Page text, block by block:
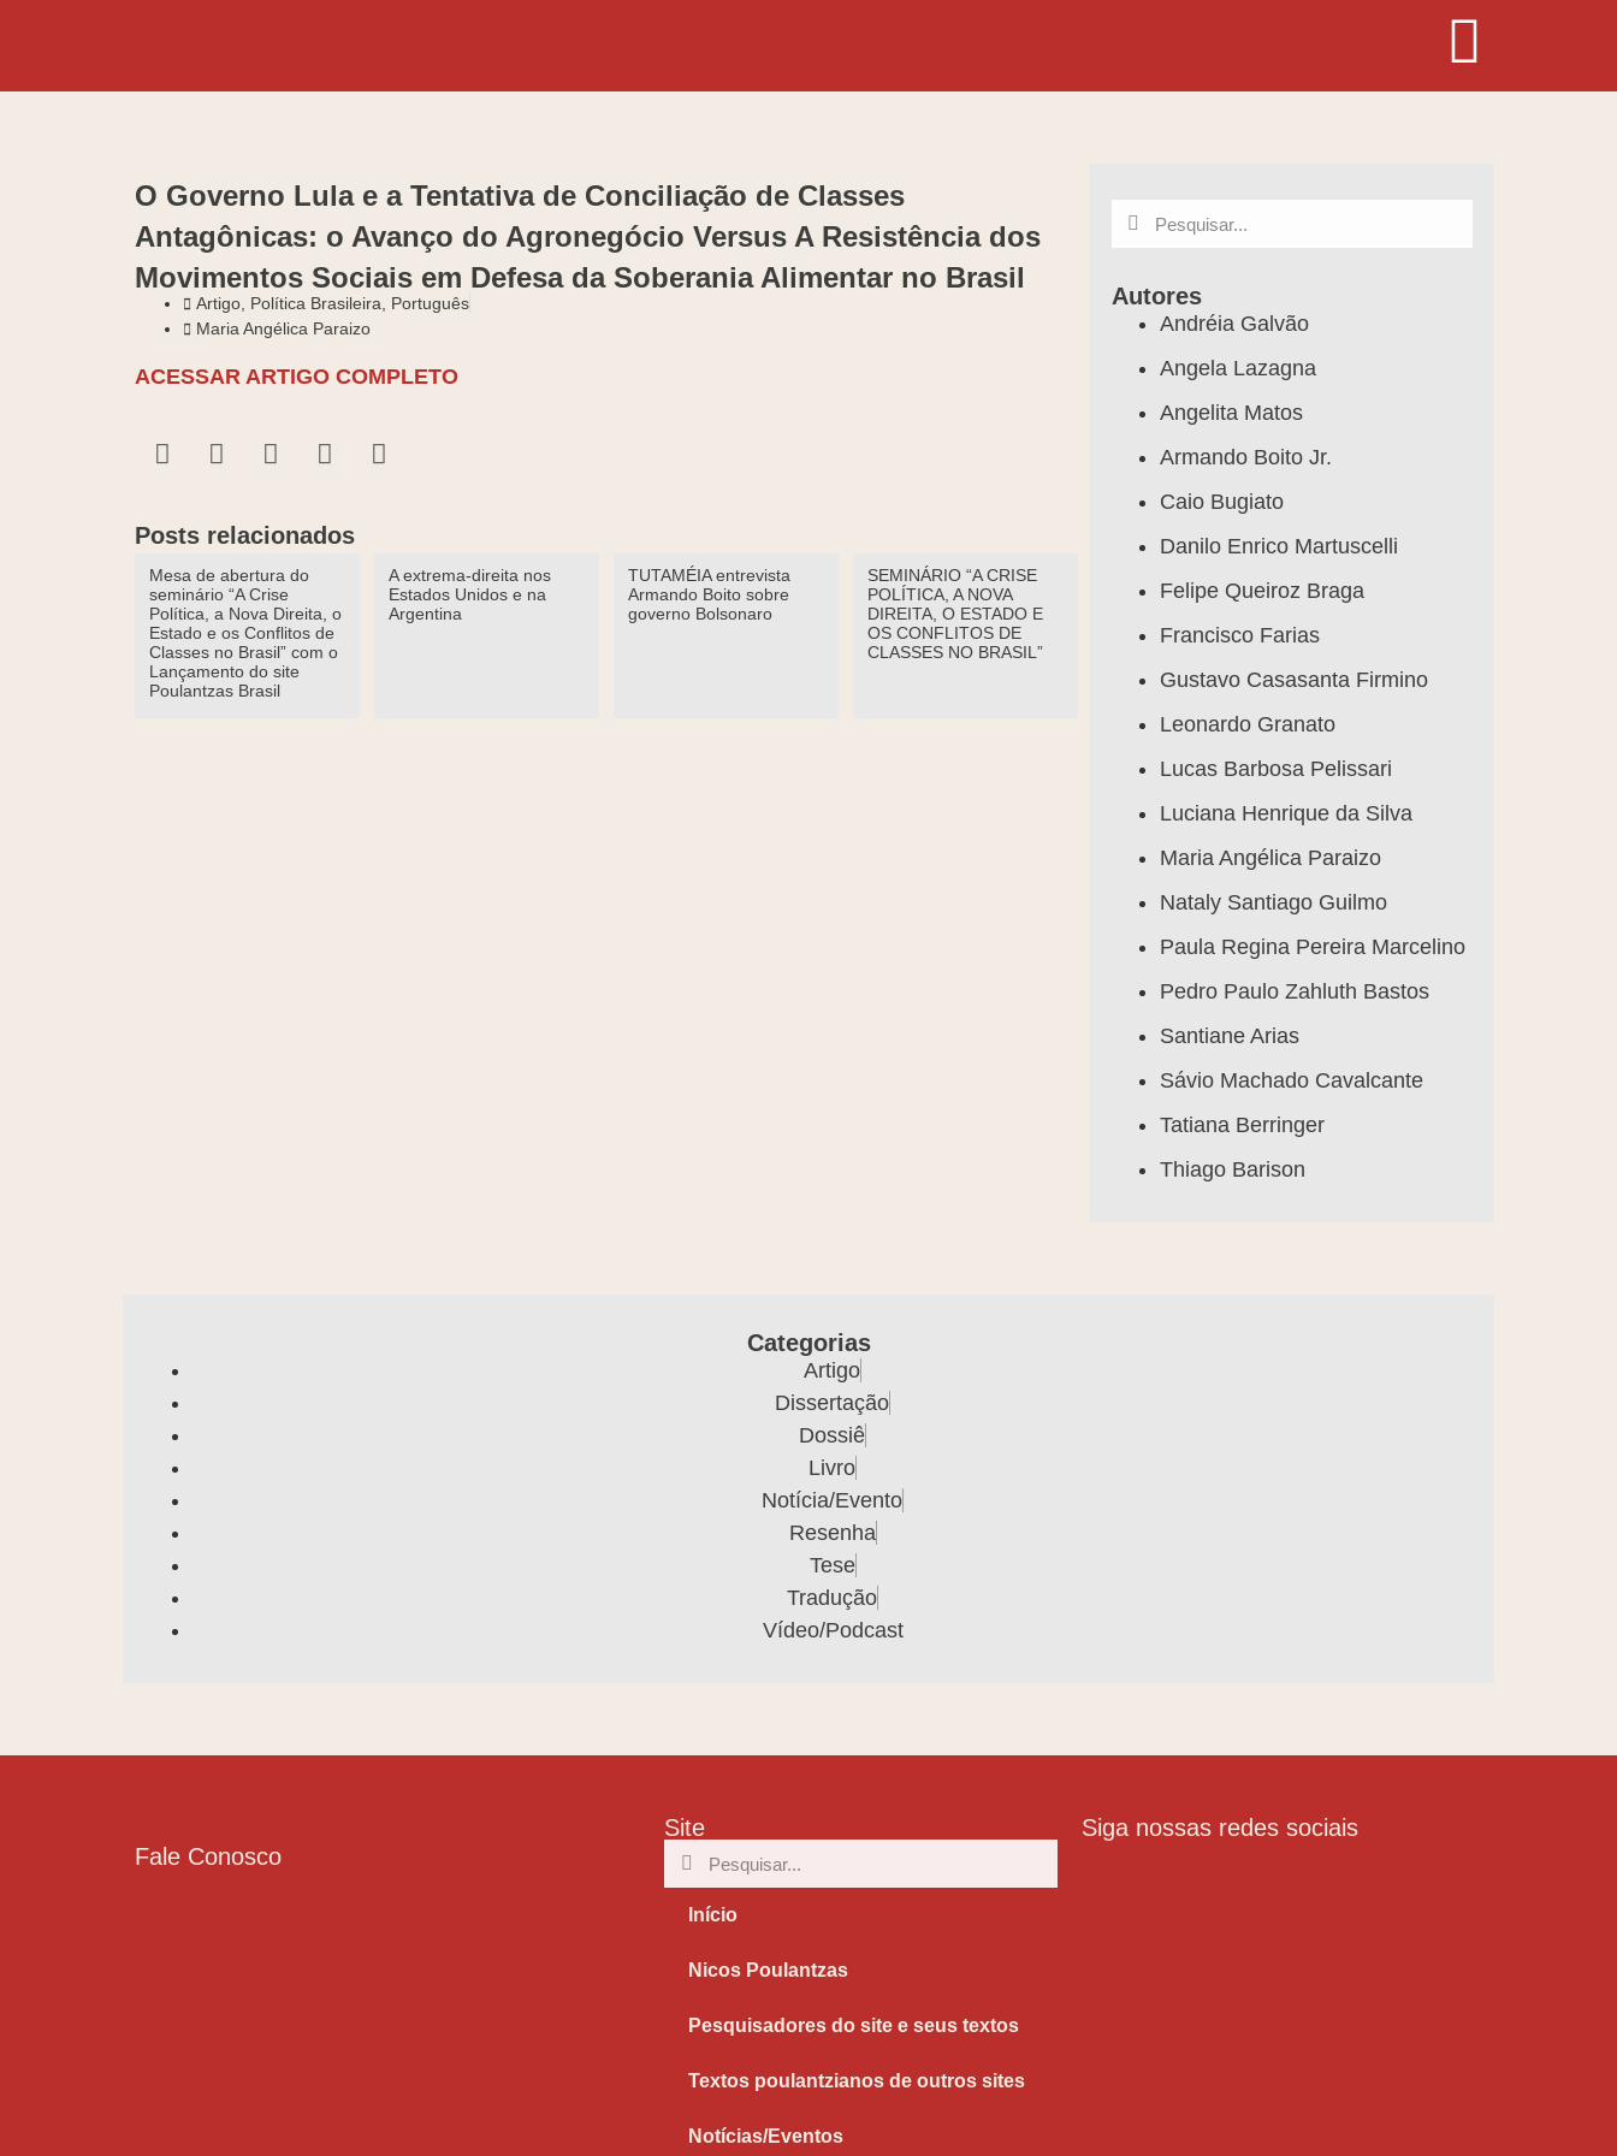
O Governo Lula e a Tentativa de Conciliação de Classes
Antagônicas: o Avanço do Agronegócio Versus A Resistência dos
Movimentos Sociais em Defesa da Soberania Alimentar no Brasil
Artigo Política Brasileira
Português
Maria Angélica Paraizo
ACESSAR ARTIGO COMPLETO
Posts relacionados
Mesa de abertura do
seminário “A Crise
Política, a Nova Direita, o
Estado e os Conflitos de
Classes no Brasil” com o
Lançamento do site
Poulantzas Brasil
A extrema-direita nos
Estados Unidos e na
Argentina
TUTAMÉIA entrevista
Armando Boito sobre
governo Bolsonaro
SEMINÁRIO “A CRISE
POLÍTICA, A NOVA
DIREITA, O ESTADO E
OS CONFLITOS DE
CLASSES NO BRASIL”
Autores
Andréia Galvão
Angela Lazagna
Angelita Matos
Armando Boito Jr.
Caio Bugiato
Danilo Enrico Martuscelli
Felipe Queiroz Braga
Francisco Farias
Gustavo Casasanta Firmino
Leonardo Granato
Lucas Barbosa Pelissari
Luciana Henrique da Silva
Maria Angélica Paraizo
Nataly Santiago Guilmo
Paula Regina Pereira Marcelino
Pedro Paulo Zahluth Bastos
Santiane Arias
Sávio Machado Cavalcante
Tatiana Berringer
Thiago Barison
Categorias
Artigo
Dissertação
Dossiê
Livro
Notícia/Evento
Resenha
Tese
Tradução
Vídeo/Podcast
Fale Conosco
Site
Início
Nicos Poulantzas
Pesquisadores do site e seus textos
Textos poulantzianos de outros sites
Notícias/Eventos
Siga nossas redes sociais